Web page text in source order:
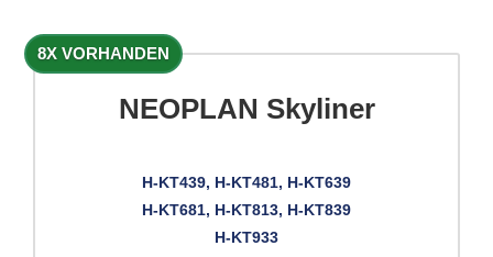
8X VORHANDEN
NEOPLAN Skyliner
H-KT439, H-KT481, H-KT639
H-KT681, H-KT813, H-KT839
H-KT933